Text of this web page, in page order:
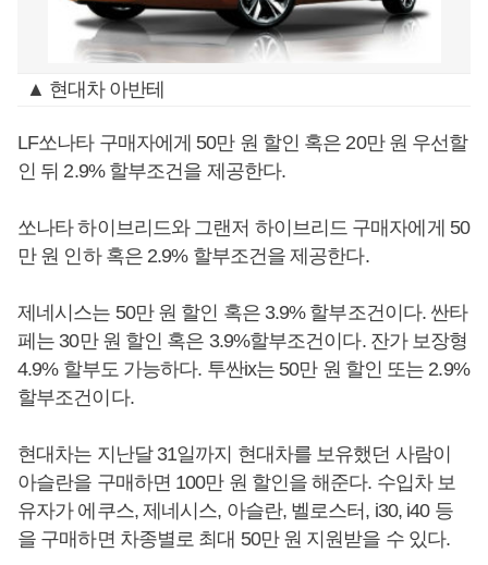
▲ 현대차 아반테
LF쏘나타 구매자에게 50만 원 할인 혹은 20만 원 우선할
인 뒤 2.9% 할부조건을 제공한다.
쏘나타 하이브리드와 그랜저 하이브리드 구매자에게 50
만 원 인하 혹은 2.9% 할부조건을 제공한다.
제네시스는 50만 원 할인 혹은 3.9% 할부조건이다. 싼타
페는 30만 원 할인 혹은 3.9%할부조건이다. 잔가 보장형
4.9% 할부도 가능하다. 투싼ix는 50만 원 할인 또는 2.9%
할부조건이다.
현대차는 지난달 31일까지 현대차를 보유했던 사람이
아슬란을 구매하면 100만 원 할인을 해준다. 수입차 보
유자가 에쿠스, 제네시스, 아슬란, 벨로스터, i30, i40 등
을 구매하면 차종별로 최대 50만 원 지원받을 수 있다.